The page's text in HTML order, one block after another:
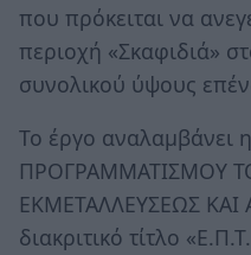
που πρόκειται να
περιοχή «Σκαφιδιά»
συνολικού ύψους
Το έργο
ΠΡΟΓΡΑΜΜΑΤΙΣΜΟΥ
ΕΚΜΕΤΑΛΛΕΥΣΕΩΣ ΚΑΙ
διακριτικό τίτλο